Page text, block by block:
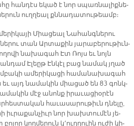
հան­դէս ե­կած է նոր սպառ­նա­լիք­նե­
ուղ­ղեալ քննա­դա­տու­թեամբ։
Միա­ցեալ Նա­հանգ­նե­րու
տան Ար­տա­քին յա­րա­բե­րու­թիւն­
նա­խա­գահ Էտ Ռոյս եւ նոյն
Է­լեըթ Էն­կէլ բաց նա­մակ յղած
ա­մե­րի­կա­ցի հա­մա­նա­խա­գահ
եւ այդ նա­մա­կին միա­ցած են 83 գոնկ­
մէջ ա­նոնք ի­րա­ւա­ցիօ­րէն
հա­ւա­սա­րու­թիւն դնե­լը,
իւ­րա­քան­չիւր նոր խախ­տու­մէն յե­
կող­մե­րուն կ՚ուղ­ղուին ու­ժի կի­